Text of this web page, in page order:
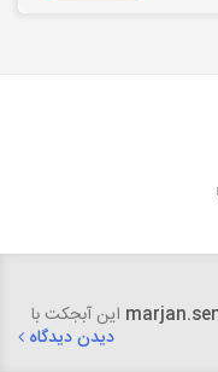
Pro 3DSky - VILLA Armchair این آبجکت با
دیدن دیدگاه
دیدن دیدگاه